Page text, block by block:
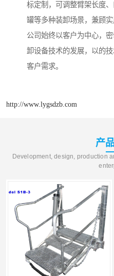
标定制，可调整臂架长度
罐等多种装卸场景，兼顾实
公司始终以客户为中心，
卸设备技术的发展，以的
客户需求。
http://www.lygsdzb.com
产
Development, design, production